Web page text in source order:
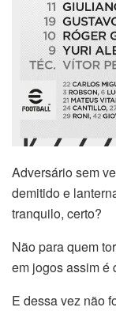
Adversário sem
demitido e
tranquilo, certo?
Não para quem
em jogos assim é
E dessa vez não